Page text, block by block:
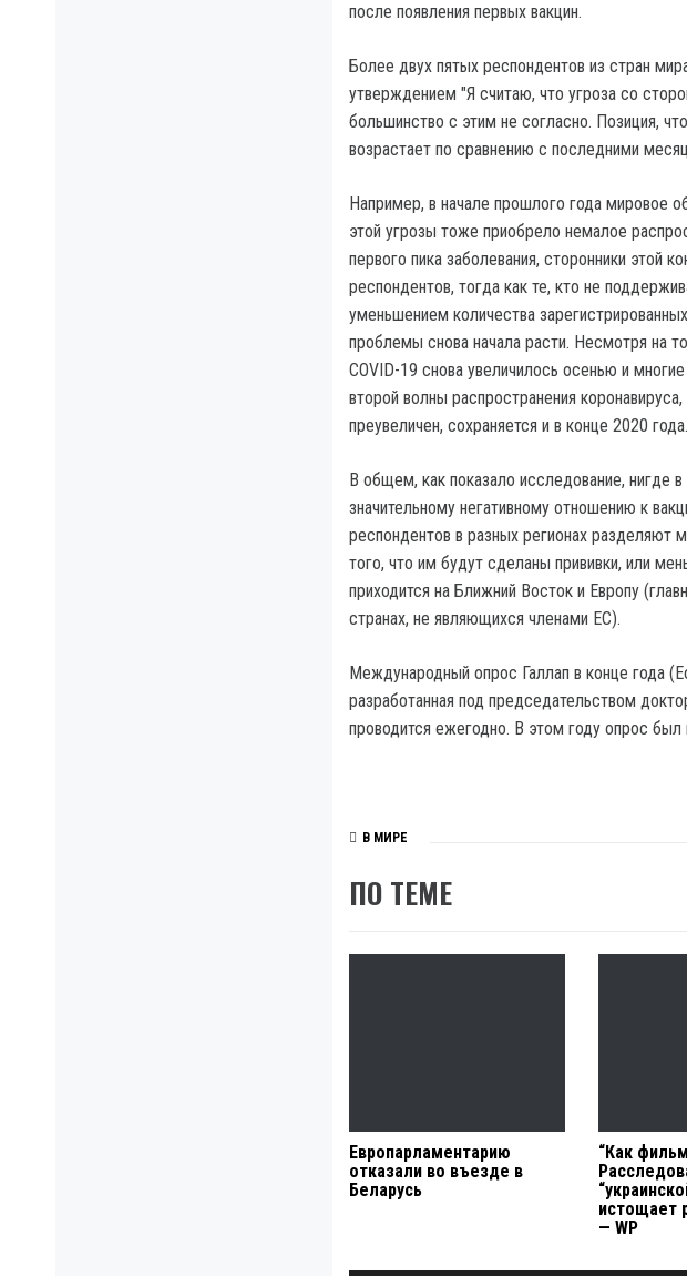
после появления первых вакцин.
Более двух пятых респондентов из стран
утверждением "Я считаю, что угроза со
большинство с этим не согласно. Позиция,
возрастает по сравнению с последними
Например, в начале прошлого года мировое
этой угрозы тоже приобрело немалое
первого пика заболевания, сторонники этой
респондентов, тогда как те, кто не
уменьшением количества
проблемы снова начала расти. Несмотря на
COVID-19 снова увеличилось осенью и
второй волны распространения
преувеличен, сохраняется и в конце 2020 года.
В общем, как показало исследование, нигде
значительному негативному отношению к
респондентов в разных регионах разделяют
того, что им будут сделаны прививки, или
приходится на Ближний Восток и Европу
странах, не являющихся членами ЕС).
Международный опрос Галлап в конце года
разработанная под председательством
проводится ежегодно. В этом году опрос был
В МИРЕ
ПО ТЕМЕ
Европарламентарию
отказали во въезде в
Беларусь
“Как
истощает
— WP